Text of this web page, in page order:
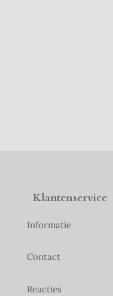
Klantenservice
Informatie
Contact
Reacties